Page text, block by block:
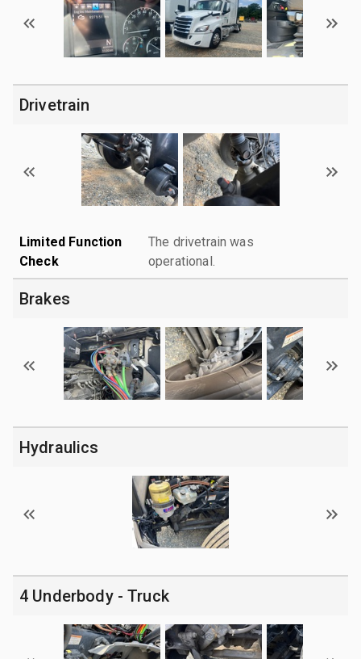
Drivetrain
Limited Function
Check
The drivetrain was
operational.
Brakes
Hydraulics
4 Underbody - Truck